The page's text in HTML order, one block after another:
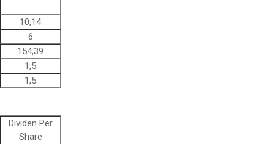
10,14
6
154,39
1,5
1,5
Dividen Per
Share